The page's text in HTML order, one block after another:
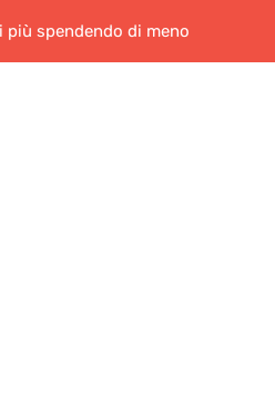
più spendendo di meno